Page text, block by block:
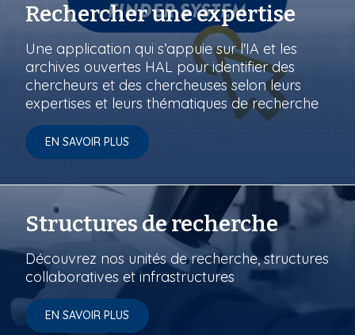
Rechercher une expertise
Une application qui s’appuie sur l'IA et les
archives ouvertes HAL pour identifier des
chercheurs et des chercheuses selon leurs
expertises et leurs thématiques de recherche
EN SAVOIR PLUS
Structures de recherche
Découvrez nos unités de recherche, structures
collaboratives et infrastructures
EN SAVOIR PLUS